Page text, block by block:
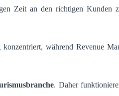
Zeit an den richtigen
während Revenue
. Daher